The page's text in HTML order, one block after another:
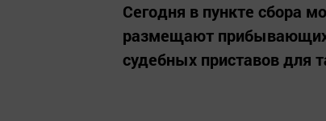
Сегодня в пункте сбора
размещают прибывающих
судебных приставов для